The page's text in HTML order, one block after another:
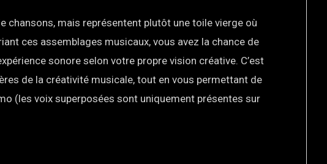
chansons, mais représentent plutôt une toile vierge où
ces assemblages musicaux, vous avez la chance de
sonore selon votre propre vision créative. C’est
de la créativité musicale, tout en vous permettant de
(les voix superposées sont uniquement présentes sur